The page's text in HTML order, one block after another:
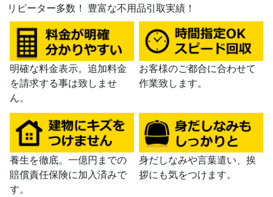
リピーター多数！ 豊富な不用品引取実績！
明確な料金表示。追加料金
を請求する事は致しませ
ん。
お客様のご都合に合わせて
作業致します。
養生を徹底。一億円までの
賠償責任保険に加入済みで
す。
身だしなみや言葉遣い、挨
拶にも気をつけます。